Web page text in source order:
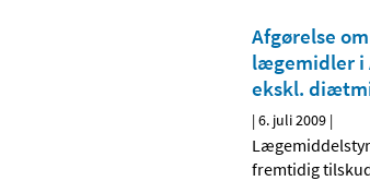
Afgørelse
lægemidler i
ekskl.
|6. juli 2009 |
fremtidig